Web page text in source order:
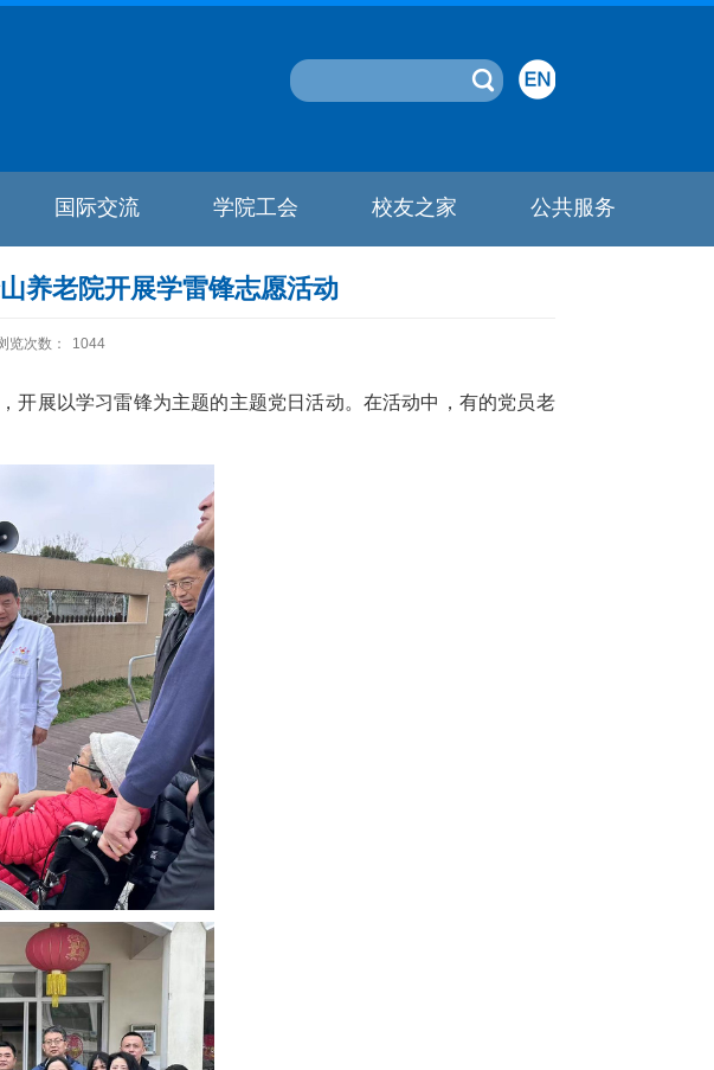
国际交流 学院工会 校友之家 公共服务
养老院开展学雷锋志愿活动
览次数： 1044
开展以学习雷锋为主题的主题党日活动。在活动中，有的党员老